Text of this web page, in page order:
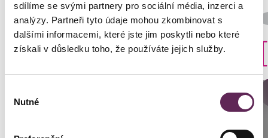
sdílíme se svými partnery pro sociální média, inzerci a
analýzy. Partneři tyto údaje mohou zkombinovat s
dalšími informacemi, které jste jim poskytli nebo které
získali v důsledku toho, že používáte jejich služby.
souhlasu
Nutné
Der behandelnde Arzt
Prim. MUDr. Petr Pachman
Art der Implantate